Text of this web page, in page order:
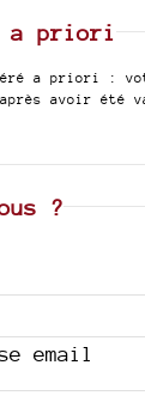
a priori
a priori :
avoir été
?
email